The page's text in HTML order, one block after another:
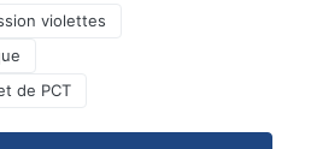
violettes
de PCT